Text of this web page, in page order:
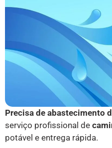
Precisa de abastecimento
serviço profissional de
potável e entrega rápida.